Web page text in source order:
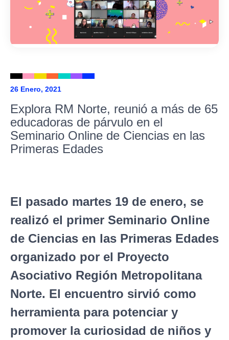
26 Enero, 2021
Explora RM Norte, reunió a más de 65
educadoras de párvulo en el
Seminario Online de Ciencias en las
Primeras Edades
El pasado martes 19 de enero, se
realizó el primer Seminario Online
de Ciencias en las Primeras Edades
organizado por el Proyecto
Asociativo Región Metropolitana
Norte. El encuentro sirvió como
herramienta para potenciar y
promover la curiosidad de niños y